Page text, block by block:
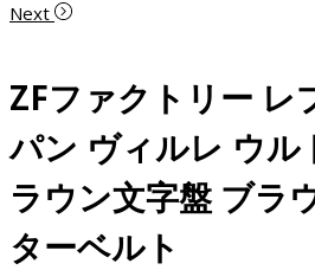
は
¥122,000.00
で
し
た。
格
¥67,000.00
で
す。
Next
ZFファクトリー レ
パン ヴィルレ ウル
ラウン文字盤 ブラ
ターベルト